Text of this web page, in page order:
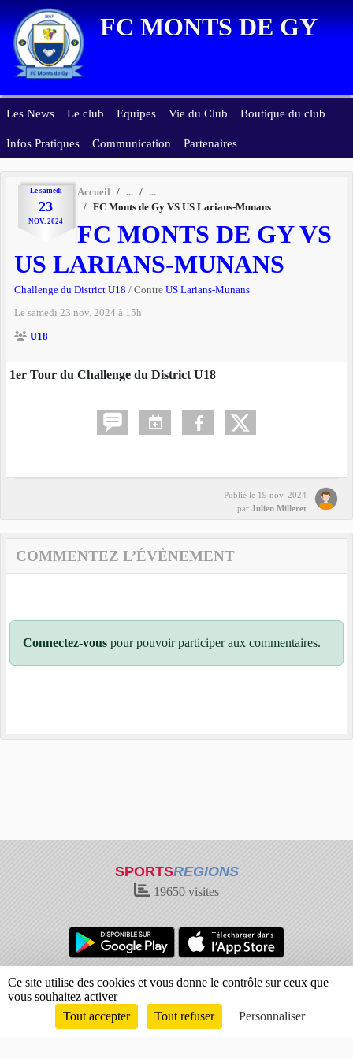
FC MONTS DE GY
Les News Le club Equipes Vie du Club Boutique du club
Infos Pratiques Communication Partenaires
Le samedi
23
NOV. 2024
Accueil
FC Monts de Gy VS US Larians-Munans
FC MONTS DE GY VS
US LARIANS-MUNANS
Challenge du District U18 / Contre US Larians-Munans
Le samedi 23 nov. 2024 à 15h
U18
1er Tour du Challenge du District U18
Publié le 19 nov. 2024
par Julien Milleret
COMMENTEZ L’ÉVÈNEMENT
Connectez-vous pour pouvoir participer aux commentaires.
SPORTSREGIONS
19650 visites
Charte cookies
Gestion des cookies
Informations légales
Envie de participer ?
Connexion
Panneau de gestion des cookies
Ce site utilise des cookies et vous donne le contrôle sur ceux que
vous souhaitez activer
Tout accepter
Tout refuser Personnaliser